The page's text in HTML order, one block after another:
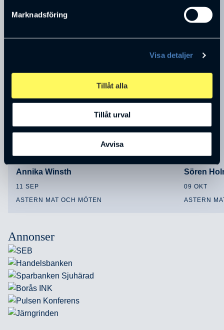
Marknadsföring
Visa detaljer
Tillåt alla
Tillåt urval
Avvisa
Annika Winsth
11 SEP
ASTERN MAT OCH MÖTEN
Sören
09 OKT
ASTERN
Annonser